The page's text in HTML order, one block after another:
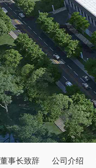
董事长致辞 公司介绍